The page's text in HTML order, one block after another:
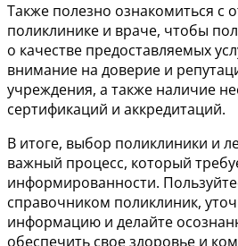
Также полезно ознакомиться с
поликлинике и враче, чтобы
о качестве предоставляемых
внимание на доверие и
учреждения, а также наличие
сертификаций и аккредитаций.
В итоге, выбор поликлиники и
важный процесс, который
информированности.
справочником поликлиник,
информацию и делайте
обеспечить свое здоровье и